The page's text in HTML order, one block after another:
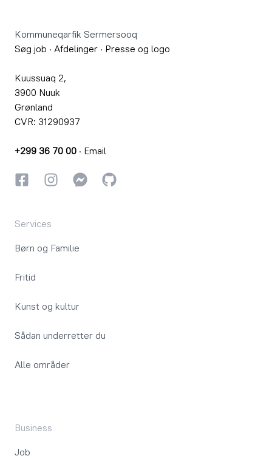
Kommuneqarfik Sermersooq
Søg job · Afdelinger · Presse og logo
Kuussuaq 2,
3900 Nuuk
Grønland
CVR: 31290937
+299 36 70 00 · Email
FacebookInstagramInstagram
GitHub
Services
Børn og Familie
Fritid
Kunst og kultur
Sådan underretter du
Alle områder
Business
Job